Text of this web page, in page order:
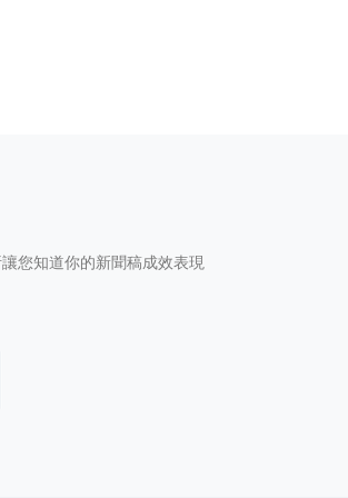
您知道你的新聞稿成效表現